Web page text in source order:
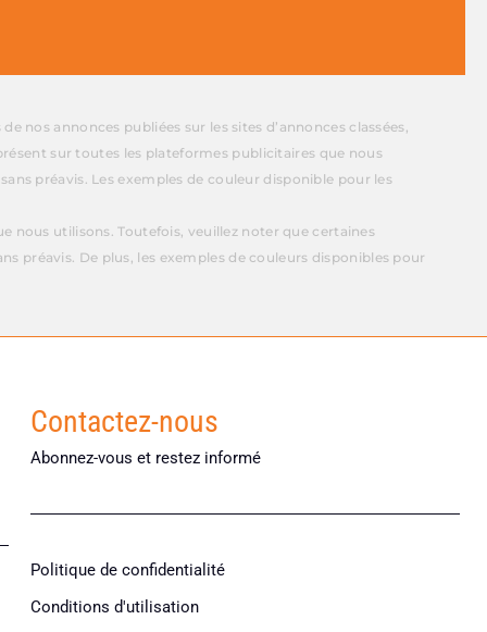
nos annonces publiées sur les sites d’annonces classées,
sur toutes les plateformes publicitaires que nous
préavis. Les exemples de couleur disponible pour les
nous utilisons. Toutefois, veuillez noter que certaines
préavis. De plus, les exemples de couleurs disponibles pour
Contactez-nous
Abonnez-vous et restez informé
Politique de confidentialité
Conditions d'utilisation